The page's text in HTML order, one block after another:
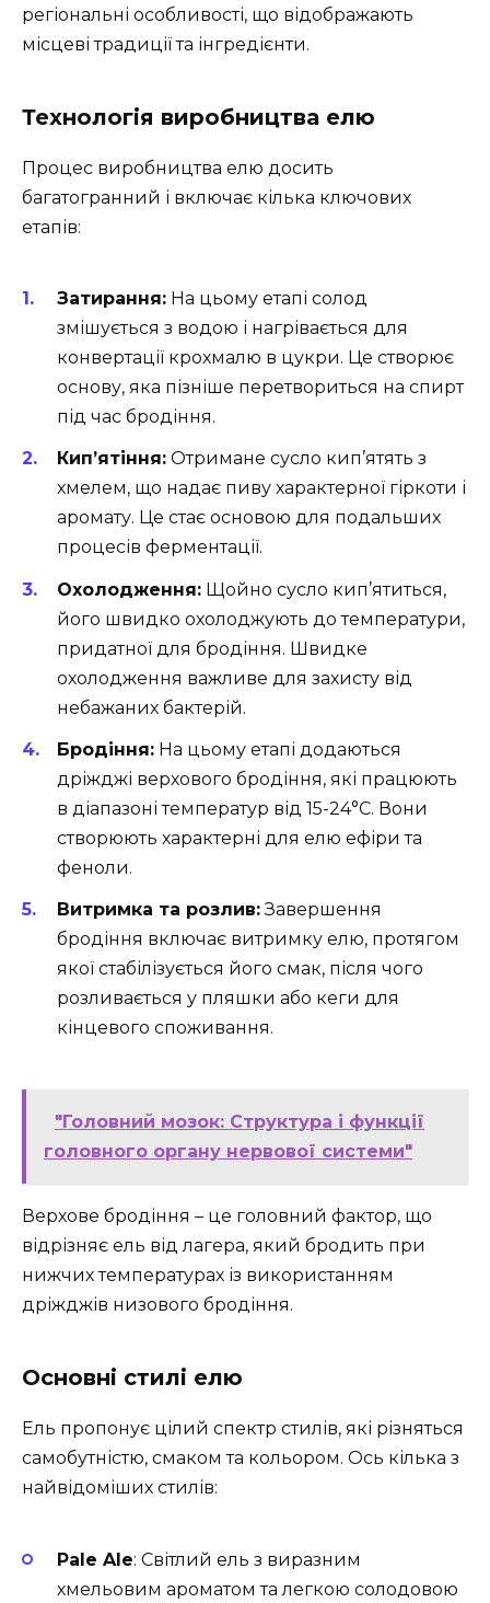
регіональні особливості, що відображають
місцеві традиції та інгредієнти.
Технологія виробництва елю
Процес виробництва елю досить
багатогранний і включає кілька ключових
етапів:
Затирання: На цьому етапі солод
змішується з водою і нагрівається для
конвертації крохмалю в цукри. Це створює
основу, яка пізніше перетвориться на спирт
під час бродіння.
Кип’ятіння: Отримане сусло кип’ятять з
хмелем, що надає пиву характерної гіркоти і
аромату. Це стає основою для подальших
процесів ферментації.
Охолодження: Щойно сусло кип’ятиться,
його швидко охолоджують до температури,
придатної для бродіння. Швидке
охолодження важливе для захисту від
небажаних бактерій.
Бродіння: На цьому етапі додаються
дріжджі верхового бродіння, які працюють
в діапазоні температур від 15-24°C. Вони
створюють характерні для елю ефіри та
феноли.
Витримка та розлив:Завершення
бродіння включає витримку елю, протягом
якої стабілізується його смак, після чого
розливається у пляшки або кеги для
кінцевого споживання.
"Головний мозок: Структура і функції
головного органу нервової системи"
Верхове бродіння – це головний фактор, що
відрізняє ель від лагера, який бродить при
нижчих температурах із використанням
дріжджів низового бродіння.
Основні стилі елю
Ель пропонує цілий спектр стилів, які різняться
самобутністю, смаком та кольором. Ось кілька з
найвідоміших стилів:
Pale Ale: Світлий ель з виразним
хмельовим ароматом та легкою солодовою